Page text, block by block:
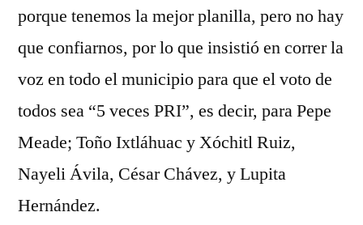
porque tenemos la mejor planilla, pero no hay
que confiarnos, por lo que insistió en correr la
voz en todo el municipio para que el voto de
todos sea “5 veces PRI”, es decir, para Pepe
Meade; Toño Ixtláhuac y Xóchitl Ruiz,
Nayeli Ávila, César Chávez, y Lupita
Hernández.